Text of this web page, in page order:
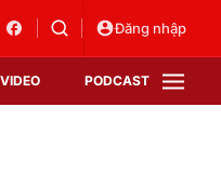
Đăng nhập
VIDEO PODCAST